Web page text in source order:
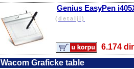
Genius EasyPen
(detalji)
6.174
Wacom Graficke table